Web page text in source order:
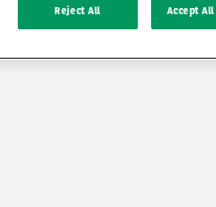
Reject All Accept